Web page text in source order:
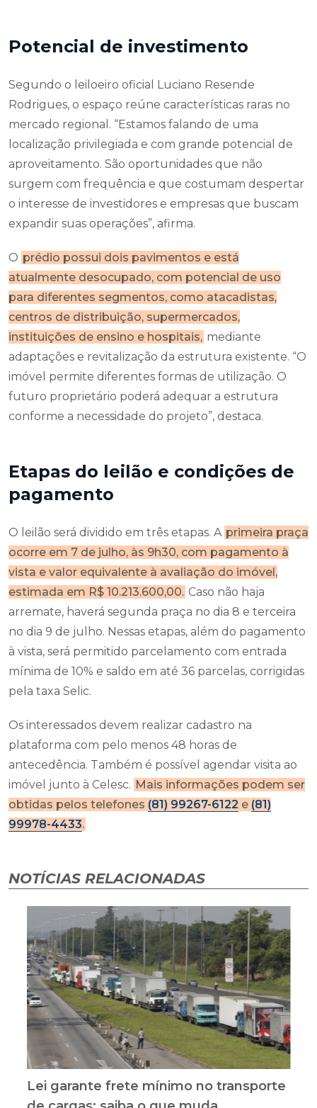
Potencial de investimento
Segundo o leiloeiro oficial Luciano Resende
Rodrigues, o espaço reúne características raras no
mercado regional. “Estamos falando de uma
localização privilegiada e com grande potencial de
aproveitamento. São oportunidades que não
surgem com frequência e que costumam despertar
o interesse de investidores e empresas que buscam
expandir suas operações”, afirma.
O prédio possui dois pavimentos e está
atualmente desocupado, com potencial de uso
para diferentes segmentos, como atacadistas,
centros de distribuição, supermercados,
instituições de ensino e hospitais, mediante
adaptações e revitalização da estrutura existente. “O
imóvel permite diferentes formas de utilização. O
futuro proprietário poderá adequar a estrutura
conforme a necessidade do projeto”, destaca.
Etapas do leilão e condições de
pagamento
O leilão será dividido em três etapas. A primeira praça
ocorre em 7 de julho, às 9h30, com pagamento à
vista e valor equivalente à avaliação do imóvel,
estimada em R$ 10.213.600,00. Caso não haja
arremate, haverá segunda praça no dia 8 e terceira
no dia 9 de julho. Nessas etapas, além do pagamento
à vista, será permitido parcelamento com entrada
mínima de 10% e saldo em até 36 parcelas, corrigidas
pela taxa Selic.
Os interessados devem realizar cadastro na
plataforma com pelo menos 48 horas de
antecedência. Também é possível agendar visita ao
imóvel junto à Celesc. Mais informações podem ser
obtidas pelos telefones (81) 99267-6122 e (81)
99978-4433.
NOTÍCIAS RELACIONADAS
Lei garante frete mínimo no transporte